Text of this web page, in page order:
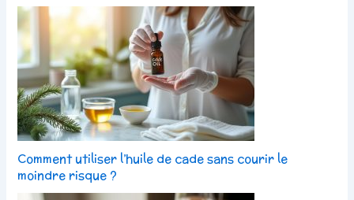
Comment utiliser l’huile de cade sans courir le
moindre risque ?